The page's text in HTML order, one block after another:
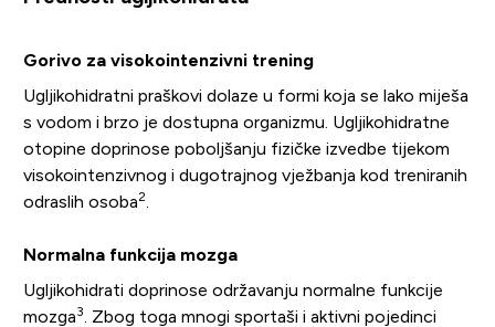
Gorivo za visokointenzivni trening
Ugljikohidratni praškovi dolaze u formi koja se lako miješa
s vodom i brzo je dostupna organizmu. Ugljikohidratne
otopine doprinose poboljšanju fizičke izvedbe tijekom
visokointenzivnog i dugotrajnog vježbanja kod treniranih
odraslih osoba2.
Normalna funkcija mozga
Ugljikohidrati doprinose održavanju normalne funkcije
mozga3
. Zbog toga mnogi sportaši i aktivni pojedinci